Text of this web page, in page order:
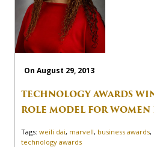
On August 29, 2013
TECHNOLOGY AWARDS
ROLE MODEL FOR
Tags: weili dai, marvell, business awards,
technology awards